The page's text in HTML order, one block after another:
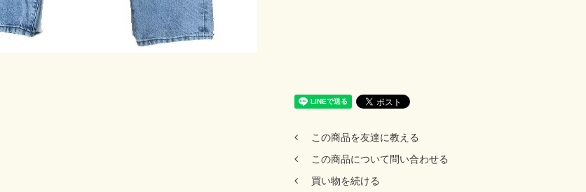
この商品を友達に教える
この商品について問い合わせる
買い物を続ける